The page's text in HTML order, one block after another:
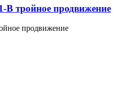
B тройное продвижение
продвижение